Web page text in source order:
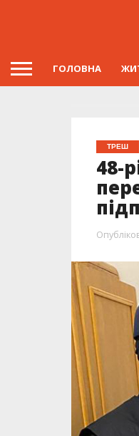
ГОЛОВНА
ТРЕШ
48-